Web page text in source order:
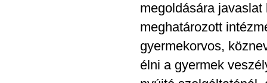
megoldására
meghatározott
gyermekorvos,
élni a gyermek